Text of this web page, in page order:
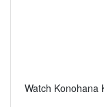
Watch Konohana